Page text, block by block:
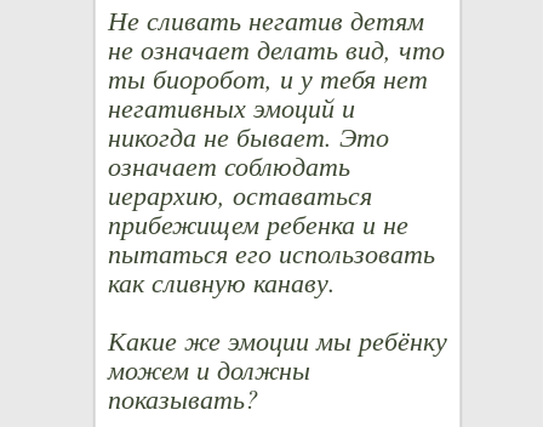
Не сливать негатив детям
не означает делать вид, что
ты биоробот, и у тебя нет
негативных эмоций и
никогда не бывает. Это
означает соблюдать
иерархию, оставаться
прибежищем ребенка и не
пытаться его использовать
как сливную канаву.
Какие же эмоции мы ребёнку
можем и должны
показывать?